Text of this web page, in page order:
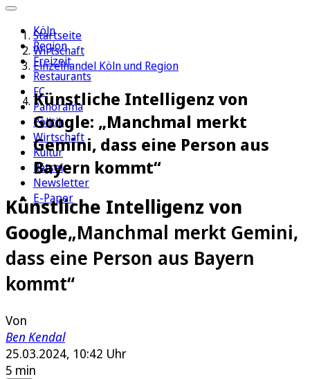
Köln
Region
Freizeit
Restaurants
FC
Panorama
Politik
Wirtschaft
Kultur
Rätsel
Newsletter
E-Paper
Startseite
Wirtschaft
Einzelhandel Köln und Region
Künstliche Intelligenz von
Google: „Manchmal merkt
Gemini, dass eine Person aus
Bayern kommt“
Künstliche Intelligenz von
Google„Manchmal merkt Gemini,
dass eine Person aus Bayern
kommt“
Von
Ben Kendal
25.03.2024, 10:42 Uhr
5 min